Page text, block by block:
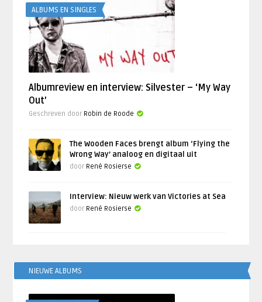
ALBUMS EN SINGLES
Albumreview en interview: Silvester – ‘My Way
Out’
Geschreven door Robin de Roode
The Wooden Faces brengt album ‘Flying the
Wrong Way’ analoog en digitaal uit
door René Rosierse
Interview: Nieuw werk van Victories at Sea
door René Rosierse
NIEUWE ALBUMS